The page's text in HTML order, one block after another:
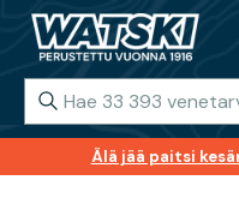
Älä jää paitsi